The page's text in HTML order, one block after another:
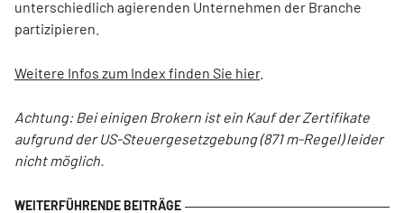
unterschiedlich agierenden Unternehmen der Branche
partizipieren.
Weitere Infos zum Index finden Sie hier.
Achtung: Bei einigen Brokern ist ein Kauf der Zertifikate
aufgrund der US-Steuergesetzgebung (871 m-Regel) leider
nicht möglich.